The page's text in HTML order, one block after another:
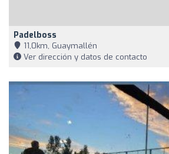
Padelboss
11,0km, Guaymallén
Ver dirección y datos de contacto